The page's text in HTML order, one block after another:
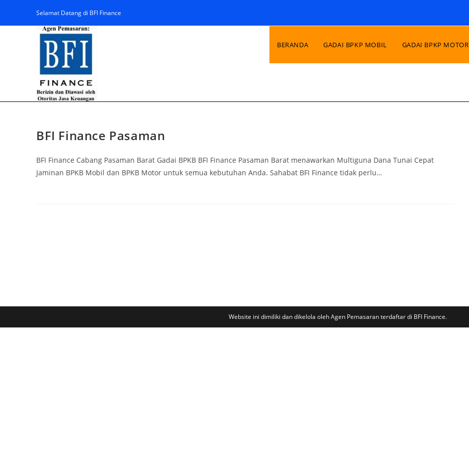
Selamat Datang di BFI Finance
BERANDA GADAI BPKP MOBIL GADAI BPKP MOTOR
BFI Finance Pasaman
BFI Finance Cabang Pasaman Barat Gadai BPKB BFI Finance Pasaman Barat menawarkan Multiguna Dana Tunai Cepat
Jaminan BPKB Mobil dan BPKB Motor untuk semua kebutuhan Anda. Sahabat BFI Finance tidak perlu…
Website ini dimiliki dan dikelola oleh Agen Pemasaran terdaftar di BFI Finance.